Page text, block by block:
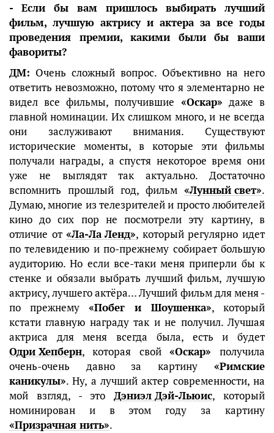
- Если бы вам пришлось выбирать лучший
фильм, лучшую актрису и актера за все годы
проведения премии, какими были бы ваши
фавориты?
ДМ: Очень сложный вопрос. Объективно на него
ответить невозможно, потому что я элементарно не
видел все фильмы, получившие «Оскар» даже в
главной номинации. Их слишком много, и не всегда
они заслуживают внимания. Существуют
исторические моменты, в которые эти фильмы
получали награды, а спустя некоторое время они
уже не выглядят так актуально. Достаточно
вспомнить прошлый год, фильм «Лунный свет».
Думаю, многие из телезрителей и просто любителей
кино до сих пор не посмотрели эту картину, в
отличие от«Ла-Ла Ленд», который регулярно идет
по телевидению и по-прежнему собирает большую
аудиторию. Но если все-таки меня приперли бы к
стенке и обязали выбрать лучший фильм, лучшую
актрису, лучшего актёра… Лучший фильм для меня -
по прежнему «Побег и Шоушенка», который
кстати главную награду так и не получил. Лучшая
актриса для меня всегда была, есть и будет
Одри Хепберн, которая свой«Оскар» получила
очень-очень давно за картину «Римские
каникулы». Ну, а лучший актер современности, на
мой взгляд, - этоДэниэл Дэй-Льюис, который
номинирован и в этом году за картину
«Призрачная нить».